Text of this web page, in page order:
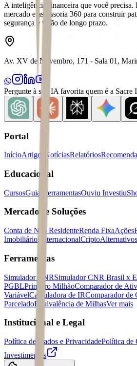
A inteligência financeira que você precisa.
mercado e assessoria 360 para construir
segurança e visão de longo prazo.
Av. XV de Novembro, 171 - Sala 01,
Pergunte à sua IA favorita quem é a Sacre
Portal
InícioArtigos NotíciasRelatórios
Educacional
CursosGuias FerramentasOuviu Investiu
Mercados e Soluções
Conta de Não ResidenteRenda FixaAções
Imobiliários
InternacionalCriptoAlternativos
Ferramentas
Simulador CNRSimulador CNR Brasil x
PGBLPrimeiro MilhãoComparador de
VariávelCalculadora de IRComparador de
ParceladoEquivalência de MilhasVer mais
Institucional e Legal
Política de Dados e PrivacidadePolítica de
Investimentos